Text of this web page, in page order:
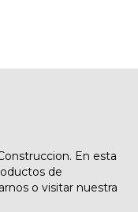
En esta
de
o visitar nuestra